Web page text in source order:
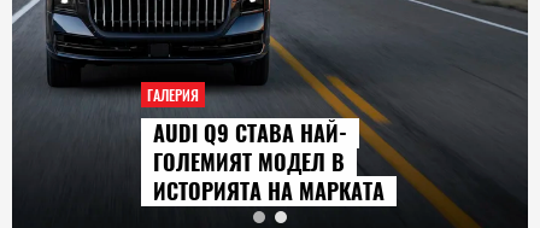
ГАЛЕРИЯ
AUDI Q9 СТАВА НАЙ-
ГОЛЕМИЯТ МОДЕЛ В
ИСТОРИЯТА НА МАРКАТА